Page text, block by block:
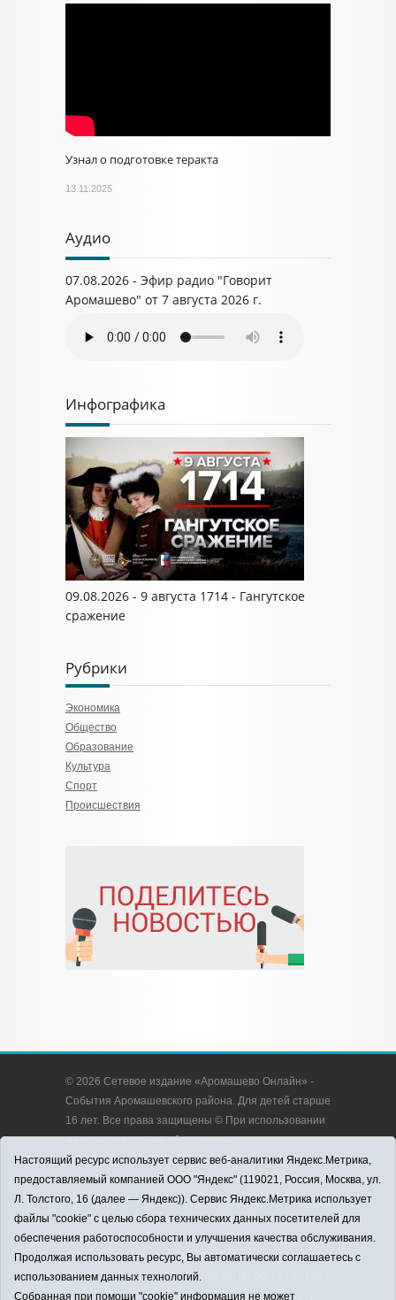
Узнал о подготовке теракта
13.11.2025
Аудио
07.08.2026 - Эфир радио "Говорит
Аромашево" от 7 августа 2026 г.
Инфографика
09.08.2026 - 9 августа 1714 - Гангутское
сражение
Рубрики
Экономика
Общество
Образование
Культура
Спорт
Происшествия
© 2026 Сетевое издание «Аромашево Онлайн» -
События Аромашевского района. Для детей старше
16 лет. Все права защищены © При использовании
материалов ссылка обязательна.
Адрес редакции: 627350, Россия, Тюменская
область, Аромашевский район, с. Аромашево, ул.
Кирова, д. 13.
Адрес электронной почты редакции:
strudu72@obl72.ru
Телефон редакции: 8 (34545) 2-30-58
Регистрационный номер СМИ ЭЛ № ФС 77 - 65176
выдано Федеральной службой по надзору в сфере
Настоящий ресурс использует сервис веб-аналитики Яндекс.Метрика,
предоставляемый компанией ООО "Яндекс" (119021, Россия, Москва, ул.
Л. Толстого, 16 (далее — Яндекс)). Сервис Яндекс.Метрика использует
файлы "cookie" с целью сбора технических данных посетителей для
обеспечения работоспособности и улучшения качества обслуживания.
Продолжая использовать ресурс, Вы автоматически соглашаетесь с
использованием данных технологий.
Собранная при помощи "cookie" информация не может